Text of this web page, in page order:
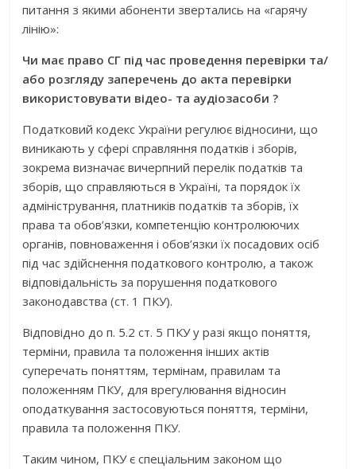
питання з якими абоненти звертались на «гарячу
лінію»:
Чи має право СГ під час проведення перевірки та/
або розгляду заперечень до акта перевірки
використовувати відео- та аудіозасоби ?
Податковий кодекс України регулює відносини, що
виникають у сфері справляння податків і зборів,
зокрема визначає вичерпний перелік податків та
зборів, що справляються в Україні, та порядок їх
адміністрування, платників податків та зборів, їх
права та обов’язки, компетенцію контролюючих
органів, повноваження і обов’язки їх посадових осіб
під час здійснення податкового контролю, а також
відповідальність за порушення податкового
законодавства (ст. 1 ПКУ).
Відповідно до п. 5.2 ст. 5 ПКУ у разі якщо поняття,
терміни, правила та положення інших актів
суперечать поняттям, термінам, правилам та
положенням ПКУ, для врегулювання відносин
оподаткування застосовуються поняття, терміни,
правила та положення ПКУ.
Таким чином, ПКУ є спеціальним законом що